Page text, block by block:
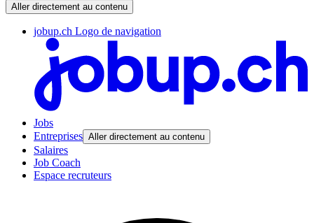
Aller directement au contenu
jobup.ch Logo de navigation
Jobs
Entreprises Aller directement au contenu
Salaires
Job Coach
Espace recruteurs